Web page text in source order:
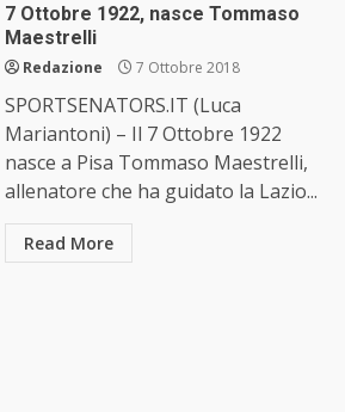
7 Ottobre 1922, nasce Tommaso
Maestrelli
Redazione 7 Ottobre 2018
SPORTSENATORS.IT (Luca
Mariantoni) – Il 7 Ottobre 1922
nasce a Pisa Tommaso Maestrelli,
allenatore che ha guidato la Lazio...
Read More